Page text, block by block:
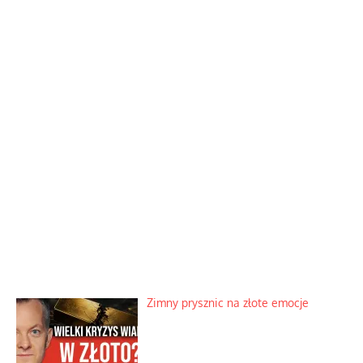
Zimny prysznic na złote emocje